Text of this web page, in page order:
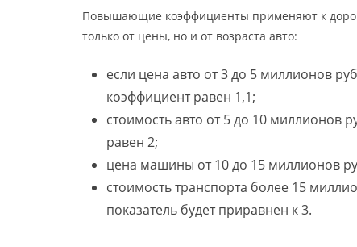
Повышающие коэффициенты применяют к
только от цены, но и от возраста авто:
если цена авто от 3 до 5 миллионов
коэффициент равен 1,1;
стоимость авто от 5 до 10 миллионов
равен 2;
цена машины от 10 до 15 миллионов
стоимость транспорта более 15
показатель будет приравнен к 3.